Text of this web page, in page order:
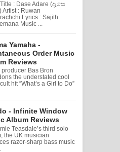
: Dase Adare (දෑසෙ
Artist : Ruwan
Lyrics : Sajith
Music ...
Yamaha -
Order Music
Reviews
producer Bas Bron
the understated cool
hit “What’s a Girl to Do”
- Infinite Window
Album Reviews
Teasdale’s third solo
the UK musician
razor-sharp bass music